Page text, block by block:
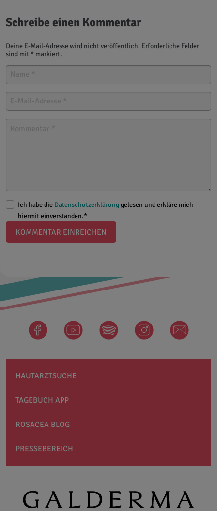
Schreibe einen Kommentar
Deine E-Mail-Adresse wird nicht veröffentlich. Erforderliche Felder
sind mit * markiert.
Ich habe die Datenschutzerklärunggelesen und erkläre mich
hiermit einverstanden.*
KOMMENTAR EINREICHEN
facebook Spotify instagram newsletter
HAUTARZTSUCHE
TAGEBUCH APP
ROSACEA BLOG
PRESSEBEREICH